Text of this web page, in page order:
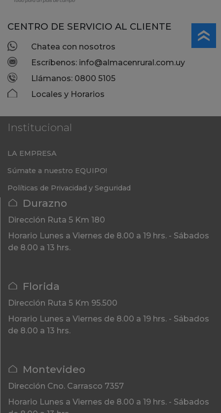
CENTRO DE SERVICIO AL CLIENTE
Chatea con nosotros
Escríbenos: info@almacenrural.com.uy
Llámanos: 0800 5105
Locales y Horarios
Institucional
LA EMPRESA
Súmate a nuestro EQUIPO!
Políticas de Privacidad y Seguridad
Durazno
Dirección Ruta 5 Km 180
Horario Lunes a Viernes de 8.00 a 19 hrs. - Sábados
de 8.00 a 13 hrs.
Florida
Dirección Ruta 5 Km 95.500
Horario Lunes a Viernes de 8.00 a 19 hrs. - Sábados
de 8.00 a 13 hrs.
Montevideo
Dirección Cno. Carrasco 7357
Horario Lunes a Viernes de 8.00 a 19 hrs. - Sábados